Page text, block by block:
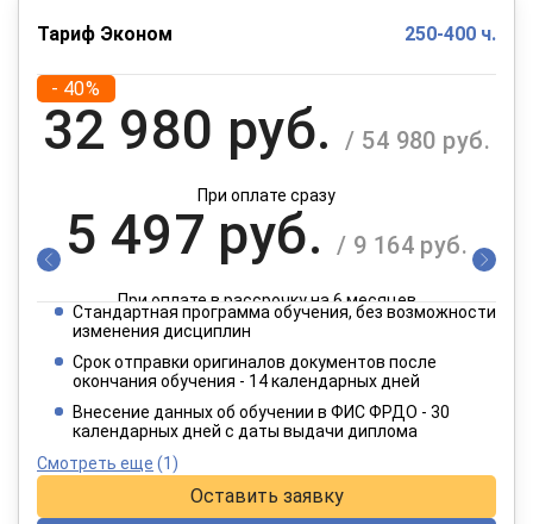
Тариф Эконом 250-400 ч.
- 40%
32 980 руб. / 54 980 руб.
При оплате сразу
5 497 руб. / 9 164 руб.
При оплате в рассрочку на 6 месяцев
2 749 руб.
При оплате в рассрочку на 12 месяцев
Стандартная программа обучения, без возможности
изменения дисциплин
Срок отправки оригиналов документов после
окончания обучения - 14 календарных дней
Внесение данных об обучении в ФИС ФРДО - 30
календарных дней с даты выдачи диплома
Смотреть еще (1)
Оставить заявку